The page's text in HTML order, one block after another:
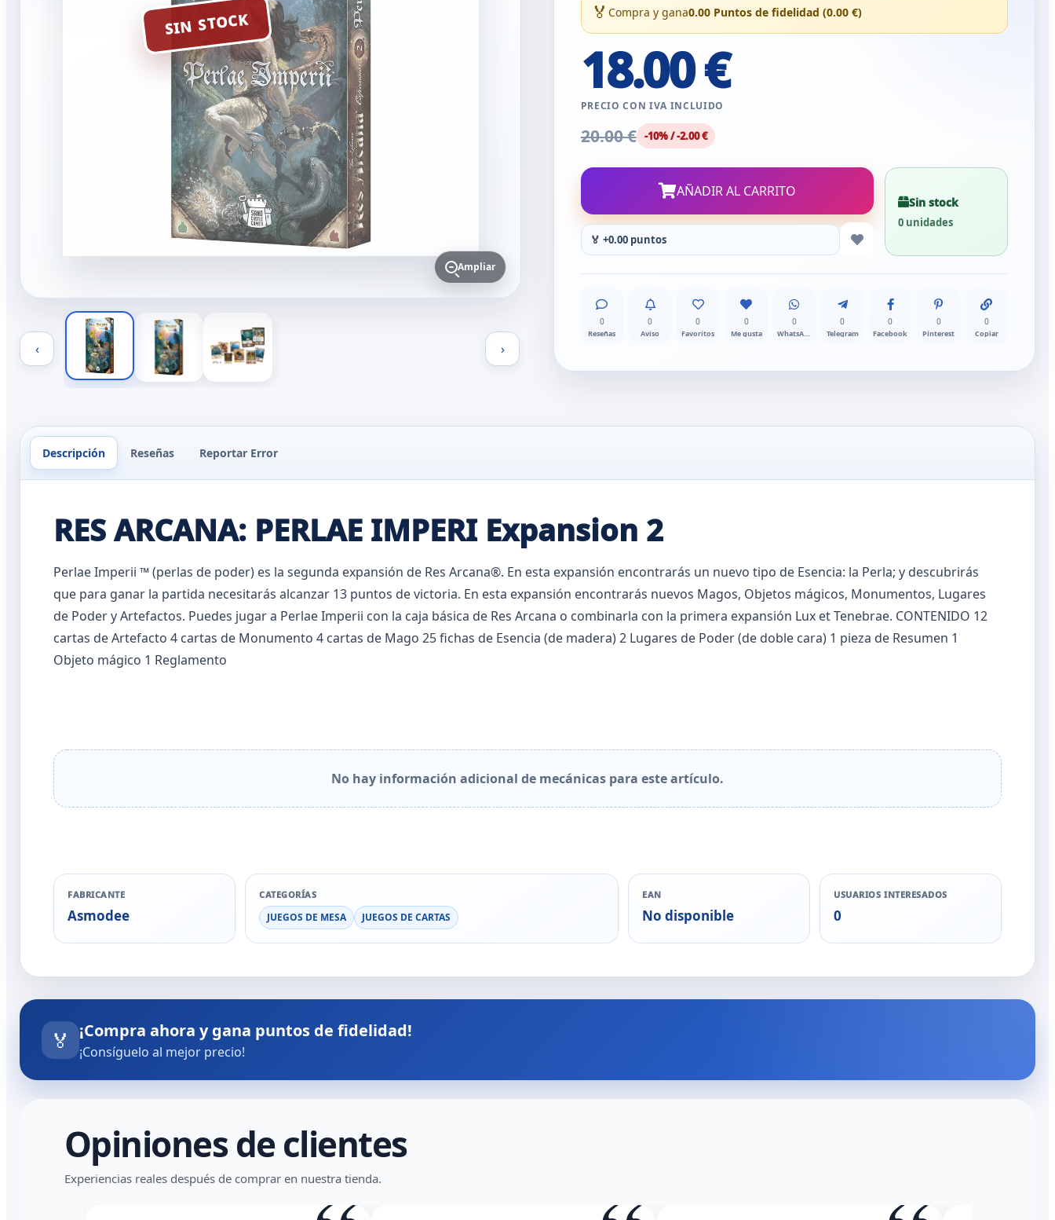
SIN STOCK
Ampliar
‹ ›
🏅 Compra y gana0.00 Puntos de fidelidad (0.00 €)
18.00 €
PRECIO CON IVA INCLUIDO
20.00 € -10% / -2.00 €
AÑADIR AL CARRITO
🏅 +0.00 puntos
Sin stock
0 unidades
0
Reseñas
0
Aviso
0
Favoritos
0
Me gusta
0
WhatsApp
0
Telegram
0
Facebook
0
Pinterest
0
Copiar
Descripción Reseñas Reportar Error
RES ARCANA: PERLAE IMPERI Expansion 2
Perlae Imperii ™ (perlas de poder) es la segunda expansión de Res Arcana®. En esta expansión encontrarás un nuevo tipo de Esencia: la Perla; y descubrirás
que para ganar la partida necesitarás alcanzar 13 puntos de victoria. En esta expansión encontrarás nuevos Magos, Objetos mágicos, Monumentos, Lugares
de Poder y Artefactos. Puedes jugar a Perlae Imperii con la caja básica de Res Arcana o combinarla con la primera expansión Lux et Tenebrae. CONTENIDO 12
cartas de Artefacto 4 cartas de Monumento 4 cartas de Mago 25 fichas de Esencia (de madera) 2 Lugares de Poder (de doble cara) 1 pieza de Resumen 1
Objeto mágico 1 Reglamento
No hay información adicional de mecánicas para este artículo.
FABRICANTE
Asmodee
CATEGORÍAS
JUEGOS DE MESA JUEGOS DE CARTAS
EAN
No disponible
USUARIOS INTERESADOS
0
🏅 ¡Compra ahora y gana puntos de fidelidad!
¡Consíguelo al mejor precio!
Opiniones de clientes
Experiencias reales después de comprar en nuestra tienda.